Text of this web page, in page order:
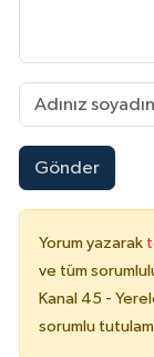
Gönder
Yorum yazarak
ve tüm
Kanal 45 -
sorumlu